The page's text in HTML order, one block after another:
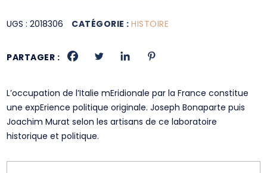
UGS :2018306 CATÉGORIE :HISTOIRE
PARTAGER :
L’occupation de l’Italie mEridionale par la France constitue
une expErience politique originale. Joseph Bonaparte puis
Joachim Murat selon les artisans de ce laboratoire
historique et politique.